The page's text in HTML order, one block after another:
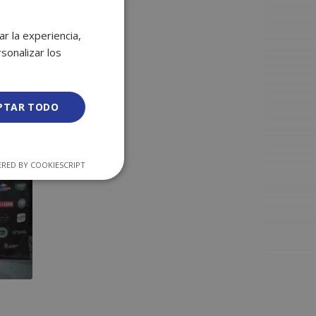
con
la experiencia,
los
TODO
BY COOKIESCRIPT